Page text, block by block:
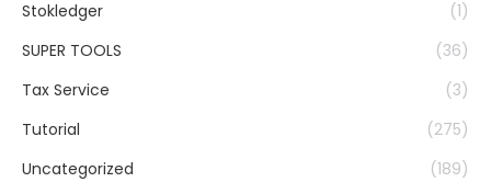
Stokledger
(1)
SUPER TOOLS
(36)
Tax Service
(3)
Tutorial
(275)
Uncategorized
(189)